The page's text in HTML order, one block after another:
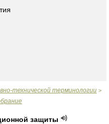
технической терминологии >
защиты